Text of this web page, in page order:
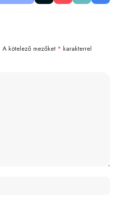
A kötelező mezőket * karakterrel